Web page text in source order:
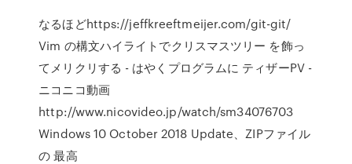
なるほどhttps://jeffkreeftmeijer.com/git-git/
Vim の構文ハイライトでクリスマスツリー を飾っ
てメリクリする - はやくプログラムに ティザーPV -
ニコニコ動画
http://www.nicovideo.jp/watch/sm34076703
Windows 10 October 2018 Update、ZIPファイル
の 最高